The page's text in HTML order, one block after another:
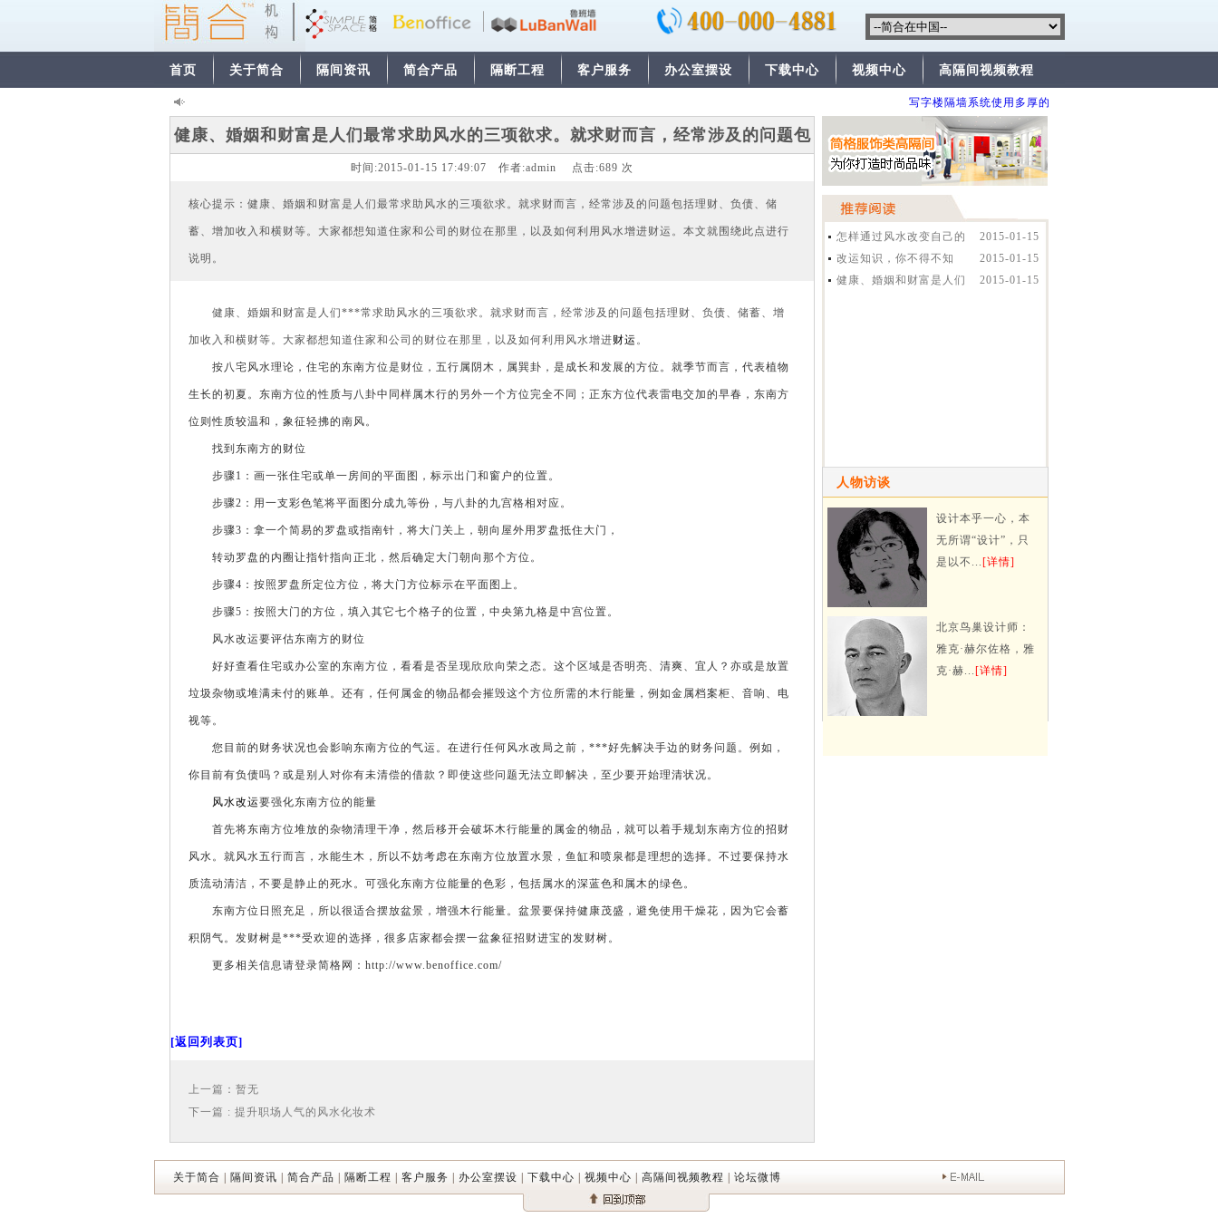
首页 关于简合 隔间资讯 简合产品 隔断工程 客户服务 办公室摆设 下载中心 视频中心 高隔间视频教程
写字楼隔墙系统使用多厚的比较安全？
健康、婚姻和财富是人们最常求助风水的三项欲求。就求财而言，经常涉及的问题包
括理财、负债、储蓄
时间:2015-01-15 17:49:07 作者:admin 点击:689 次
核心提示：健康、婚姻和财富是人们最常求助风水的三项欲求。就求财而言，经常涉及的问题包括理财、负债、储
蓄、增加收入和横财等。大家都想知道住家和公司的财位在那里，以及如何利用风水增进财运。本文就围绕此点进行
说明。
健康、婚姻和财富是人们***常求助风水的三项欲求。就求财而言，经常涉及的问题包括理财、负债、储蓄、增
加收入和横财等。大家都想知道住家和公司的财位在那里，以及如何利用风水增进财运。
按八宅风水理论，住宅的东南方位是财位，五行属阴木，属巽卦，是成长和发展的方位。就季节而言，代表植物
生长的初夏。东南方位的性质与八卦中同样属木行的另外一个方位完全不同；正东方位代表雷电交加的早春，东南方
位则性质较温和，象征轻拂的南风。
找到东南方的财位
步骤1：画一张住宅或单一房间的平面图，标示出门和窗户的位置。
步骤2：用一支彩色笔将平面图分成九等份，与八卦的九宫格相对应。
步骤3：拿一个简易的罗盘或指南针，将大门关上，朝向屋外用罗盘抵住大门，
转动罗盘的内圈让指针指向正北，然后确定大门朝向那个方位。
步骤4：按照罗盘所定位方位，将大门方位标示在平面图上。
步骤5：按照大门的方位，填入其它七个格子的位置，中央第九格是中宫位置。
风水改运要评估东南方的财位
好好查看住宅或办公室的东南方位，看看是否呈现欣欣向荣之态。这个区域是否明亮、清爽、宜人？亦或是放置
垃圾杂物或堆满未付的账单。还有，任何属金的物品都会摧毁这个方位所需的木行能量，例如金属档案柜、音响、电
视等。
您目前的财务状况也会影响东南方位的气运。在进行任何风水改局之前，***好先解决手边的财务问题。例如，
你目前有负债吗？或是别人对你有未清偿的借款？即使这些问题无法立即解决，至少要开始理清状况。
风水改运要强化东南方位的能量
首先将东南方位堆放的杂物清理干净，然后移开会破坏木行能量的属金的物品，就可以着手规划东南方位的招财
风水。就风水五行而言，水能生木，所以不妨考虑在东南方位放置水景，鱼缸和喷泉都是理想的选择。不过要保持水
质流动清洁，不要是静止的死水。可强化东南方位能量的色彩，包括属水的深蓝色和属木的绿色。
东南方位日照充足，所以很适合摆放盆景，增强木行能量。盆景要保持健康茂盛，避免使用干燥花，因为它会蓄
积阴气。发财树是***受欢迎的选择，很多店家都会摆一盆象征招财进宝的发财树。
更多相关信息请登录简格网：http://www.benoffice.com/
[返回列表页]
上一篇：暂无
下一篇 : 提升职场人气的风水化妆术
2015-01-15
怎样通过风水改变自己的
命运
2015-01-15
改运知识，你不得不知
2015-01-15
健康、婚姻和财富是人们
人物访谈
设计本乎一心，本
无所谓“设计”，只
是以不... [详情]
北京鸟巢设计师：
雅克·赫尔佐格，雅
克·赫... [详情]
关于简合 隔间资讯 简合产品 隔断工程 客户服务 办公室摆设 下载中心 视频中心 高隔间视频教程 论坛微博